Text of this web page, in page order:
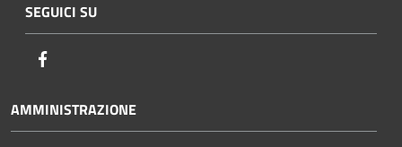
SEGUICI SU
AMMINISTRAZIONE